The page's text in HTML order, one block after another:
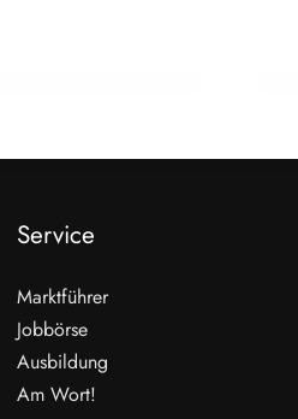
Service
Marktführer
Jobbörse
Ausbildung
Am Wort!